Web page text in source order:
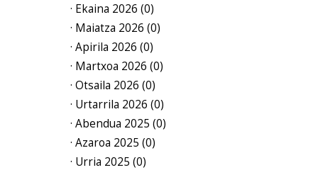
· Ekaina 2026 (0)
· Maiatza 2026 (0)
· Apirila 2026 (0)
· Martxoa 2026 (0)
· Otsaila 2026 (0)
· Urtarrila 2026 (0)
· Abendua 2025 (0)
· Azaroa 2025 (0)
· Urria 2025 (0)